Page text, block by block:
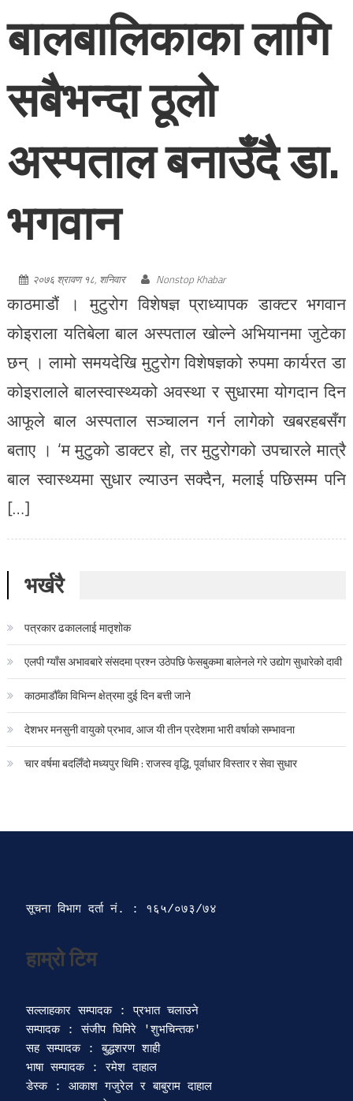
बालबालिकाका लागि
सबैभन्दा ठूलो
अस्पताल बनाउँदै डा.
भगवान
२०७६ श्रावण १८, शनिवार Nonstop Khabar
काठमाडौं । मुटुरोग विशेषज्ञ प्राध्यापक डाक्टर भगवान
कोइराला यतिबेला बाल अस्पताल खोल्ने अभियानमा जुटेका
छन् । लामो समयदेखि मुटुरोग विशेषज्ञको रुपमा कार्यरत डा
कोइरालाले बालस्वास्थ्यको अवस्था र सुधारमा योगदान दिन
आफूले बाल अस्पताल सञ्चालन गर्न लागेको खबरहबसँग
बताए । ‘म मुटुको डाक्टर हो, तर मुटुरोगको उपचारले मात्रै
बाल स्वास्थ्यमा सुधार ल्याउन सक्दैन, मलाई पछिसम्म पनि
[…]
भर्खरै
पत्रकार ढकाललाई मातृशोक
एलपी ग्याँस अभावबारे संसदमा प्रश्न उठेपछि फेसबुकमा बालेनले गरे उद्योग सुधारेको दावी
काठमाडौँका विभिन्न क्षेत्रमा दुई दिन बत्ती जाने
देशभर मनसुनी वायुको प्रभाव, आज यी तीन प्रदेशमा भारी वर्षाको सम्भावना
चार वर्षमा बदलिँदो मध्यपुर थिमि : राजस्व वृद्धि, पूर्वाधार विस्तार र सेवा सुधार
सूचना विभाग दर्ता‍ नं. : १६५/०७३/७४
हाम्रो टिम
सल्लाहकार सम्पादक : प्रभात चलाउने
सम्पादक : संजीप घिमिरे 'शुभचिन्तक'
सह सम्पादक : बुद्धशरण शाही
भाषा सम्पादक : रमेश दाहाल
डेस्क : आकाश गजुरेल र बाबुराम दाहाल